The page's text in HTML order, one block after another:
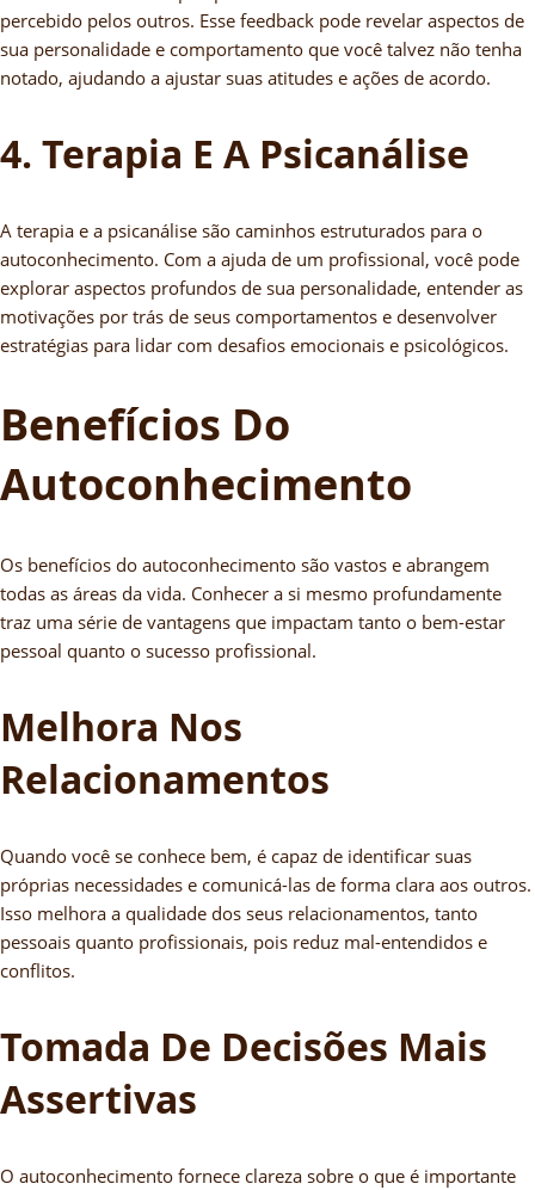
percebido pelos outros. Esse feedback pode revelar aspectos de
sua personalidade e comportamento que você talvez não tenha
notado, ajudando a ajustar suas atitudes e ações de acordo.
4. Terapia E A Psicanálise
A terapia e a psicanálise são caminhos estruturados para o
autoconhecimento. Com a ajuda de um profissional, você pode
explorar aspectos profundos de sua personalidade, entender as
motivações por trás de seus comportamentos e desenvolver
estratégias para lidar com desafios emocionais e psicológicos.
Benefícios Do
Autoconhecimento
Os benefícios do autoconhecimento são vastos e abrangem
todas as áreas da vida. Conhecer a si mesmo profundamente
traz uma série de vantagens que impactam tanto o bem-estar
pessoal quanto o sucesso profissional.
Melhora Nos
Relacionamentos
Quando você se conhece bem, é capaz de identificar suas
próprias necessidades e comunicá-las de forma clara aos outros.
Isso melhora a qualidade dos seus relacionamentos, tanto
pessoais quanto profissionais, pois reduz mal-entendidos e
conflitos.
Tomada De Decisões Mais
Assertivas
O autoconhecimento fornece clareza sobre o que é importante